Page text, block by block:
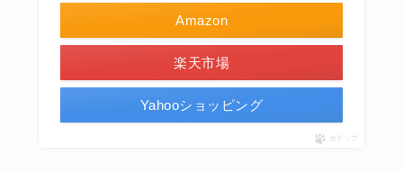
Amazon
楽天市場
Yahooショッピング
ポチップ